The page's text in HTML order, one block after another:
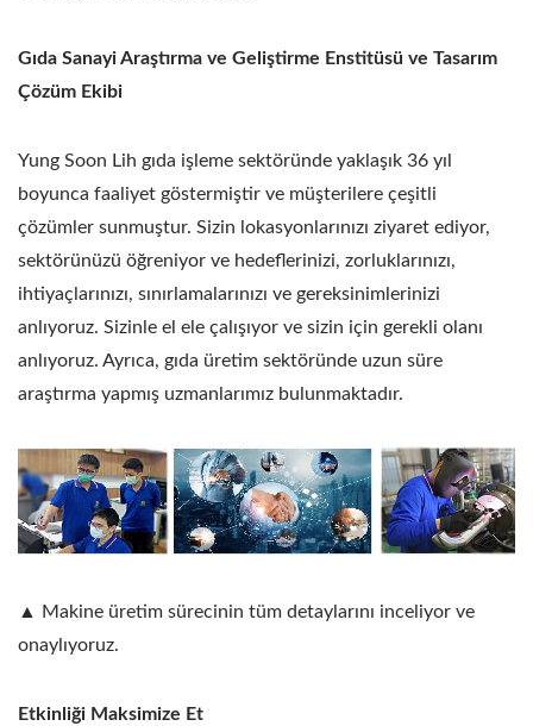
Gıda Sanayi Araştırma ve Geliştirme Enstitüsü ve Tasarım
Çözüm Ekibi
Yung Soon Lih gıda işleme sektöründe yaklaşık 36 yıl
boyunca faaliyet göstermiştir ve müşterilere çeşitli
çözümler sunmuştur. Sizin lokasyonlarınızı ziyaret ediyor,
sektörünüzü öğreniyor ve hedeflerinizi, zorluklarınızı,
ihtiyaçlarınızı, sınırlamalarınızı ve gereksinimlerinizi
anlıyoruz. Sizinle el ele çalışıyor ve sizin için gerekli olanı
anlıyoruz. Ayrıca, gıda üretim sektöründe uzun süre
araştırma yapmış uzmanlarımız bulunmaktadır.
▲ Makine üretim sürecinin tüm detaylarını inceliyor ve
onaylıyoruz.
Etkinliği Maksimize Et